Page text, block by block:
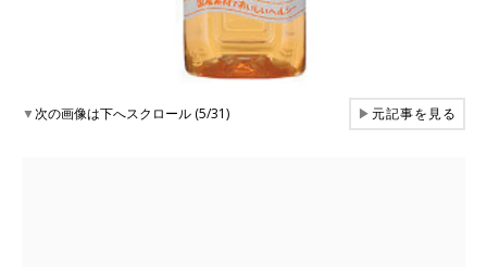
▼次の画像は下へスクロール (5/31) ▶元記事を見る